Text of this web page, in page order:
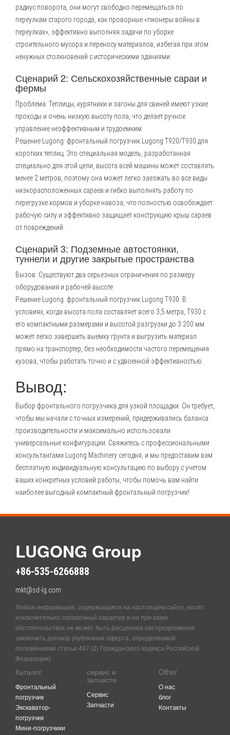
радиус поворота, они могут свободно перемещаться по
переулкам старого города, как проворные «пионеры войны в
переулках», эффективно выполняя задачи по уборке
строительного мусора и переносу материалов, избегая при этом
ненужных столкновений с историческими зданиями.
Сценарий 2: Сельскохозяйственные сараи и
фермы
Проблема: Теплицы, курятники и загоны для свиней имеют узкие
проходы и очень низкую высоту пола, что делает ручное
управление неэффективным и трудоемким.
Решение Lugong: фронтальный погрузчик Lugong T920/T930 для
коротких теплиц. Это специальная модель, разработанная
специально для этой цели, высота всей машины может составлять
менее 2 метров, поэтому она может легко заезжать во все виды
низкорасположенных сараев и гибко выполнять работу по
перегрузке кормов и уборке навоза, что полностью освобождает
рабочую силу и эффективно защищает конструкцию крыш сараев
от повреждений.
Сценарий 3: Подземные автостоянки,
туннели и другие закрытые пространства
Вызов: Существуют два серьезных ограничения по размеру
оборудования и рабочей высоте.
Решение Lugong: фронтальный погрузчик Lugong T930. В
условиях, когда высота пола составляет всего 3,5 метра, T930 с
его компактными размерами и высотой разгрузки до 3 200 мм
может легко завершить выемку грунта и выгрузить материал
прямо на транспортер, без необходимости частого перемещения
кузова, чтобы работать точно и с удвоенной эффективностью.
Вывод:
Выбор фронтального погрузчика для узкой площадки. Он требует,
чтобы мы начали с точных измерений, придерживались баланса
производительности и максимально использовали
универсальные конфигурации. Свяжитесь с профессиональными
консультантами Lugong Machinery сегодня, и мы предоставим вам
бесплатную индивидуальную консультацию по выбору с учетом
ваших конкретных условий работы, чтобы помочь вам найти
наиболее выгодный компактный фронтальный погрузчик!
LUGONG Group
+86-535-6266888
mkt@sd-lg.com
Любая информация, содержащаяся на настоящем сайте, носит
исключительно справочный характер и ни при каких
обстоятельствах не может быть расценена как предложение
заключить договор (публичная оферта, определяемой
положениями статьи 437 (2) Гражданского кодекса Российской
Федерации)
Каталог
Фронтальный
погрузчик
Экскаватор-
погрузчик
Мини-погрузчики
сервис и
запчасти
Сервис
Запчасти
Other
O нас
блог
Контакты